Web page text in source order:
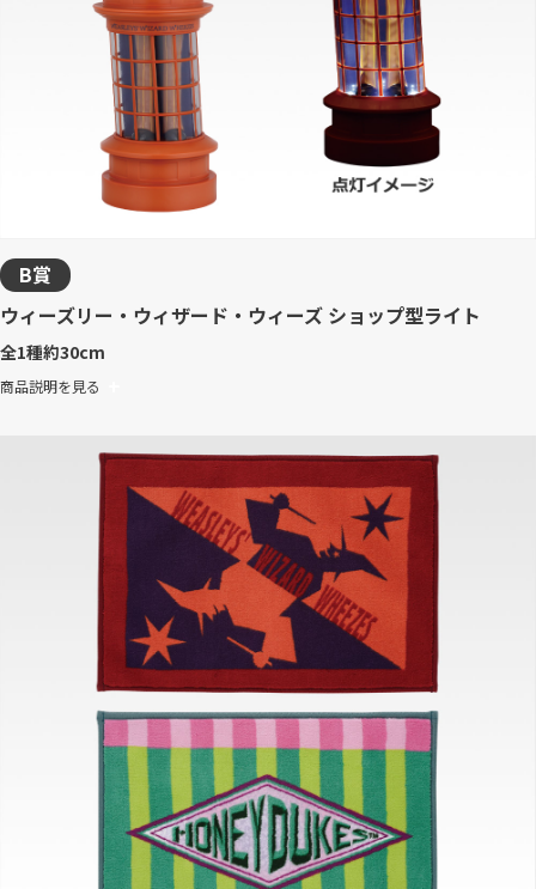
B賞
ウィーズリー・ウィザード・ウィーズ ショップ型ライト
全1種約30cm
商品説明を見る